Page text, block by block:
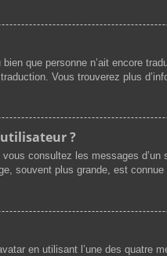
que personne n’ait encore
Vous trouverez plus
?
consultez les messages
souvent plus grande, est
en utilisant l’une des